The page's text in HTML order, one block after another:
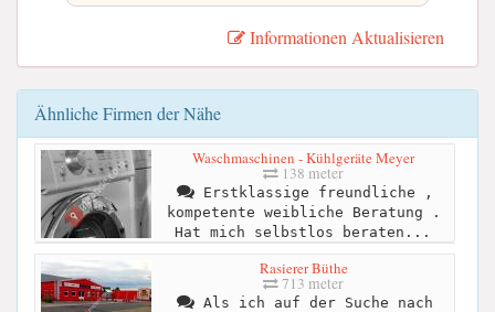
Informationen Aktualisieren
Ähnliche Firmen der Nähe
Waschmaschinen - Kühlgeräte Meyer
138 meter
Erstklassige freundliche ,
kompetente weibliche Beratung .
Hat mich selbstlos beraten...
Rasierer Büthe
713 meter
Als ich auf der Suche nach